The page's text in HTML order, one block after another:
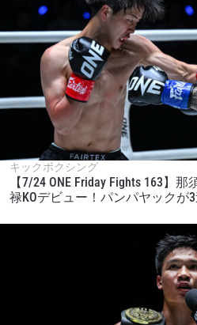
キックボクシング
【7/24 ONE Friday Fights 163】
禄KOデビュー！パンパヤックが